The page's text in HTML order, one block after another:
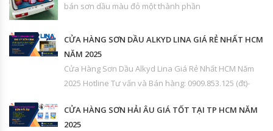
bán sơn dầu màu đỏ một thành phần
CỬA HÀNG SƠN DẦU ALKYD LINA GIÁ RẺ NHẤT HCM
NĂM 2025
Cửa Hàng Sơn Dầu Alkyd Lina Giá Rẻ Nhất HCM Năm
2025 Hotline Tư vấn và Bán hàng: 0909.853.125 (đt)-
CỬA HÀNG SƠN HẢI ÂU GIÁ TỐT TẠI TP HCM NĂM
2025